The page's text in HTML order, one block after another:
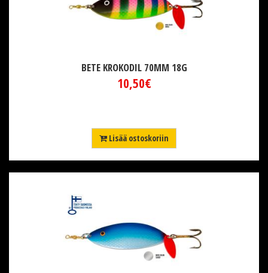
BETE KROKODIL 70MM 18G
10,50€
Lisää ostoskoriin